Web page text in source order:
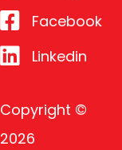
Facebook
Linkedin
Copyright ©
2026